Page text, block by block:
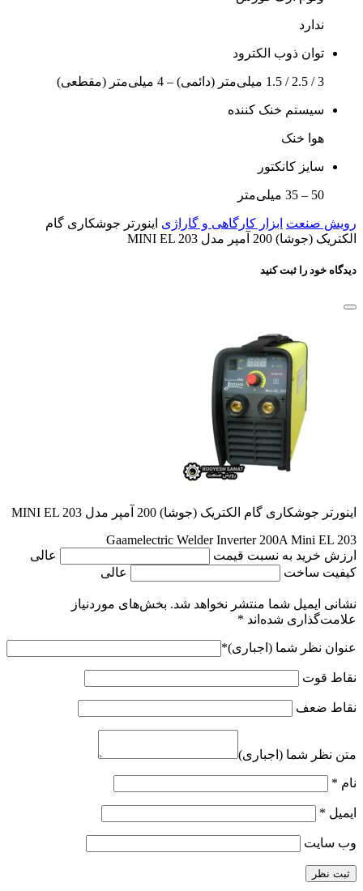
ندارد
توان ذوب الکترود
3 / 2.5 / 1.5 میلی‌متر (دائمی) – 4 میلی‌متر (مقطعی)
سیستم خنک کننده
هوا خنک
سایز کانکتور
50 – 35 میلی‌متر
رویش صنعت ابزار کارگاهی و گاراژی اینورتر جوشکاری گام
الکتریک (جوشا) 200 آمپر مدل MINI EL 203
دیدگاه خود را ثبت کنید
اینورتر جوشکاری گام الکتریک (جوشا) 200 آمپر مدل MINI EL 203
Gaamelectric Welder Inverter 200A Mini EL 203
ارزش خرید به نسبت قیمت
عالی
کیفیت ساخت
عالی
نشانی ایمیل شما منتشر نخواهد شد. بخش‌های موردنیاز
علامت‌گذاری شده‌اند *
عنوان نظر شما (اجباری)*
نقاط قوت
نقاط ضعف
متن نظر شما (اجباری)
نام *
ایمیل *
وب‌ سایت